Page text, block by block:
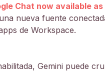
Chat now available
nueva fuente
de Workspace.
Gemini puede